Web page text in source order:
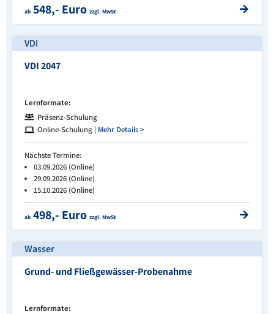
ab 548,- Euro zzgl. MwSt
VDI
VDI 2047
Lernformate:
Präsenz-Schulung
Online-Schulung | Mehr Details >
Nächste Termine:
03.09.2026 (Online)
29.09.2026 (Online)
15.10.2026 (Online)
ab 498,- Euro zzgl. MwSt
Wasser
Grund- und Fließgewässer-Probenahme
Lernformate: